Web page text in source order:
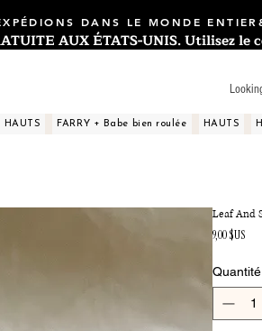
DANS LE MONDE
AUX ÉTATS-UNIS. Utilisez le
HAUTS FARRY + Babe bien roulée HAUTS
Leaf And
9,00 $USPrix
Quantité